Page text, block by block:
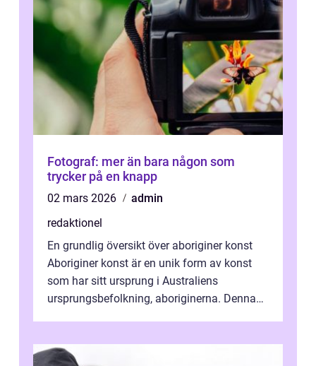
Fotograf: mer än bara någon som
trycker på en knapp
02 mars 2026
admin
redaktionel
En grundlig översikt över aboriginer konst
Aboriginer konst är en unik form av konst
som har sitt ursprung i Australiens
ursprungsbefolkning, aboriginerna. Denna